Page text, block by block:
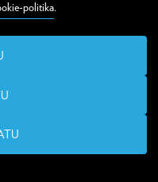
politika.